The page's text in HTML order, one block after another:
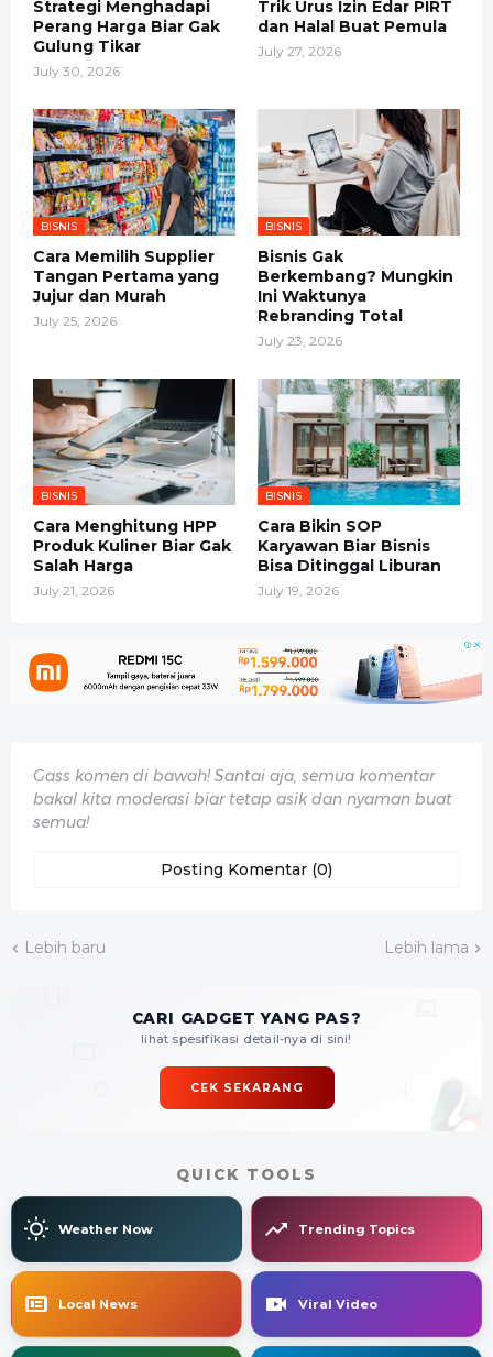
Strategi Menghadapi
Perang Harga Biar Gak
Gulung Tikar
July 30, 2026
Trik Urus Izin Edar PIRT
dan Halal Buat Pemula
July 27, 2026
BISNIS
Cara Memilih Supplier
Tangan Pertama yang
Jujur dan Murah
July 25, 2026
BISNIS
Bisnis Gak
Berkembang? Mungkin
Ini Waktunya
Rebranding Total
July 23, 2026
BISNIS
Cara Menghitung HPP
Produk Kuliner Biar Gak
Salah Harga
July 21, 2026
BISNIS
Cara Bikin SOP
Karyawan Biar Bisnis
Bisa Ditinggal Liburan
July 19, 2026
Gass komen di bawah! Santai aja, semua komentar
bakal kita moderasi biar tetap asik dan nyaman buat
semua!
Posting Komentar (0)
Lebih baru Lebih lama
CARI GADGET YANG PAS?
lihat spesifikasi detail-nya di sini!
CEK SEKARANG
QUICK TOOLS
Weather Now Trending Topics
Local News Viral Video